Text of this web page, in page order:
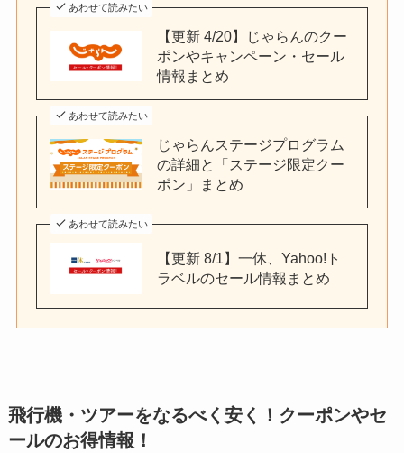
あわせて読みたい
【更新 4/20】じゃらんのクー
ポンやキャンペーン・セール
情報まとめ
あわせて読みたい
じゃらんステージプログラム
の詳細と「ステージ限定クー
ポン」まとめ
あわせて読みたい
【更新 8/1】一休、Yahoo!ト
ラベルのセール情報まとめ
飛行機・ツアーをなるべく安く！クーポンやセ
ールのお得情報！